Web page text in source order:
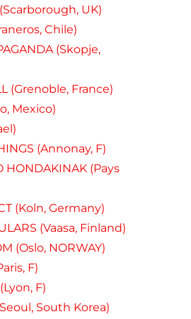
UK)
Chile)
(Skopje,
(Grenoble, France)
Mexico)
(Annonay, F)
HONDAKINAK (Pays
(Koln, Germany)
(Vaasa, Finland)
(Oslo, NORWAY)
F)
F)
South Korea)